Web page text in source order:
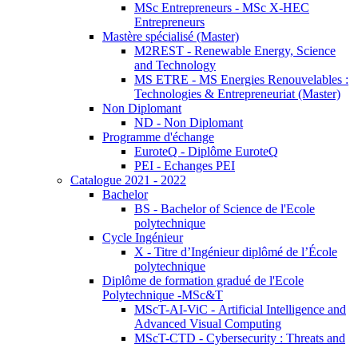
MSc Entrepreneurs - MSc X-HEC
Entrepreneurs
Mastère spécialisé (Master)
M2REST - Renewable Energy, Science
and Technology
MS ETRE - MS Energies Renouvelables :
Technologies & Entrepreneuriat (Master)
Non Diplomant
ND - Non Diplomant
Programme d'échange
EuroteQ - Diplôme EuroteQ
PEI - Echanges PEI
Catalogue 2021 - 2022
Bachelor
BS - Bachelor of Science de l'Ecole
polytechnique
Cycle Ingénieur
X - Titre d’Ingénieur diplômé de l’École
polytechnique
Diplôme de formation gradué de l'Ecole
Polytechnique -MSc&T
MScT-AI-ViC - Artificial Intelligence and
Advanced Visual Computing
MScT-CTD - Cybersecurity : Threats and